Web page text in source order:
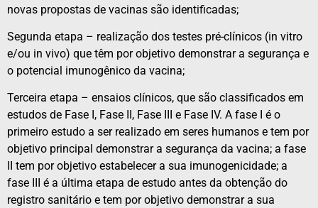
novas propostas de vacinas são identificadas;
Segunda etapa – realização dos testes pré-clínicos (in vitro
e/ou in vivo) que têm por objetivo demonstrar a segurança e
o potencial imunogênico da vacina;
Terceira etapa – ensaios clínicos, que são classificados em
estudos de Fase I, Fase II, Fase III e Fase IV. A fase I é o
primeiro estudo a ser realizado em seres humanos e tem por
objetivo principal demonstrar a segurança da vacina; a fase
II tem por objetivo estabelecer a sua imunogenicidade; a
fase III é a última etapa de estudo antes da obtenção do
registro sanitário e tem por objetivo demonstrar a sua